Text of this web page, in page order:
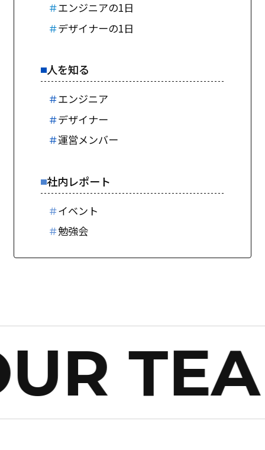
＃エンジニアの1日
＃デザイナーの1日
人を知る
＃エンジニア
＃デザイナー
＃運営メンバー
社内レポート
＃イベント
＃勉強会